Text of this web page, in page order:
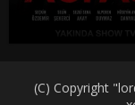
(C) Copyright